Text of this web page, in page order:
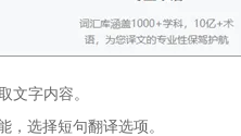
文字内容。
，选择短句翻译选项。